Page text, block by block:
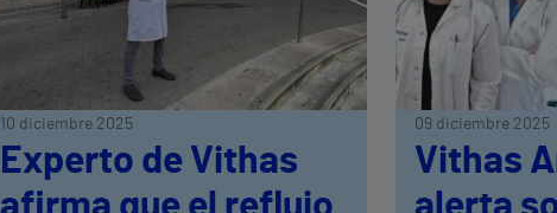
10 diciembre 2025
Experto de Vithas
09 diciembre 2025
Vithas